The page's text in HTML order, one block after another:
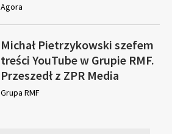
Agora
Michał Pietrzykowski szefem
treści YouTube w Grupie RMF.
Przeszedł z ZPR Media
Grupa RMF